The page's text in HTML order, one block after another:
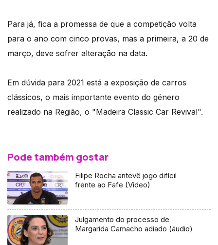
Para já, fica a promessa de que a competição volta
para o ano com cinco provas, mas a primeira, a 20 de
março, deve sofrer alteração na data.
Em dúvida para 2021 está a exposição de carros
clássicos, o mais importante evento do género
realizado na Região, o "Madeira Classic Car Revival".
Pode também gostar
Filipe Rocha antevê jogo difícil
frente ao Fafe (Vídeo)
Julgamento do processo de
Margarida Camacho adiado (áudio)